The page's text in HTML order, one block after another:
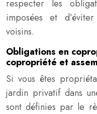
respecter les
imposées et
voisins.
Obligations en
copropriété et
Si vous êtes
jardin privatif dans
sont définies par le